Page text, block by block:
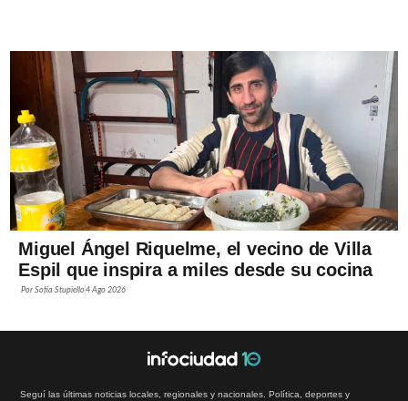
Miguel Ángel Riquelme, el vecino de Villa
Espil que inspira a miles desde su cocina
PorSofía Stupiello4 Ago 2026
Seguí las últimas noticias locales, regionales y nacionales. Política, deportes y